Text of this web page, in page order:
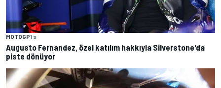
MOTOGP1 s
Augusto Fernandez, özel katılım hakkıyla Silverstone'da
piste dönüyor